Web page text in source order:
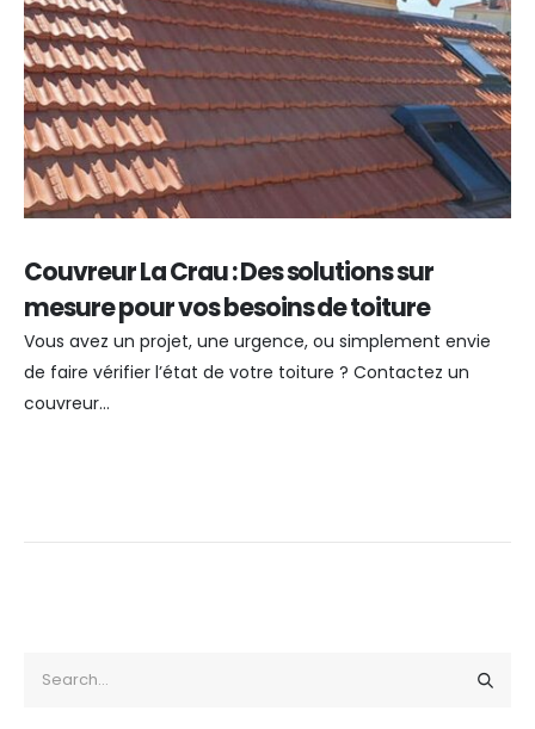
Couvreur La Crau : Des solutions sur
mesure pour vos besoins de toiture
Vous avez un projet, une urgence, ou simplement envie
de faire vérifier l’état de votre toiture ? Contactez un
couvreur...